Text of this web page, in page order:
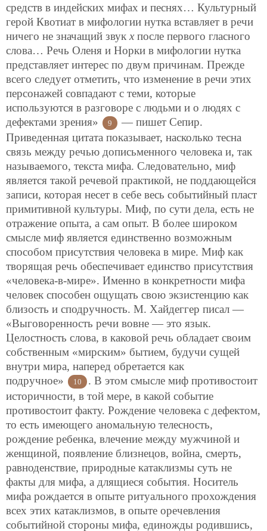
средств в индейских мифах и песнях… Культурный
герой Квотиат в мифологии нутка вставляет в речи
ничего не значащий звук хпосле первого гласного
слова… Речь Оленя и Норки в мифологии нутка
представляет интерес по двум причинам. Прежде
всего следует отметить, что изменение в речи этих
персонажей совпадают с теми, которые
используются в разговоре с людьми и о людях с
дефектами зрения»
9
— пишет Сепир.
Приведенная цитата показывает, насколько тесна
связь между речью дописьменного человека и, так
называемого, текста мифа. Следовательно, миф
является такой речевой практикой, не поддающейся
записи, которая несет в себе весь событийный пласт
примитивной культуры. Миф, по сути дела, есть не
отражение опыта, а сам опыт. В более широком
смысле миф является единственно возможным
способом присутствия человека в мире. Миф как
творящая речь обеспечивает единство присутствия
«человека-в-мире». Именно в конкретности мифа
человек способен ощущать свою экзистенцию как
близость и сподручность. М. Хайдеггер писал —
«Выговоренность речи вовне — это язык.
Целостность слова, в каковой речь обладает своим
собственным «мирским» бытием, будучи сущей
внутри мира, наперед обретается как
подручное»
10
. В этом смысле миф противостоит
историчности, в той мере, в какой событие
противостоит факту. Рождение человека с дефектом,
то есть имеющего аномальную телесность,
рождение ребенка, влечение между мужчиной и
женщиной, появление близнецов, война, смерть,
равноденствие, природные катаклизмы суть не
факты для мифа, а длящиеся события. Носитель
мифа рождается в опыте ритуального прохождения
всех этих катаклизмов, в опыте оречевления
событийной стороны мифа, единожды родившись,